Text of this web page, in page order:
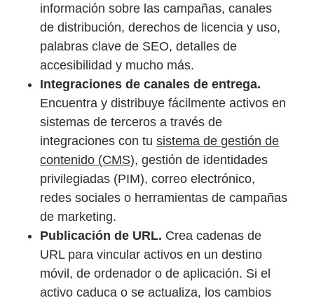
información sobre las campañas, canales
de distribución, derechos de licencia y uso,
palabras clave de SEO, detalles de
accesibilidad y mucho más.
Integraciones de canales de entrega.
Encuentra y distribuye fácilmente activos en
sistemas de terceros a través de
integraciones con tusistema de gestión de
contenido (CMS), gestión de identidades
privilegiadas (PIM), correo electrónico,
redes sociales o herramientas de campañas
de marketing.
Publicación de URL. Crea cadenas de
URL para vincular activos en un destino
móvil, de ordenador o de aplicación. Si el
activo caduca o se actualiza, los cambios